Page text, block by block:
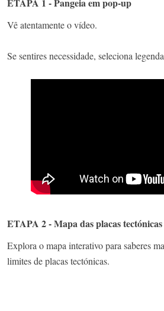
Vê atentamente o vídeo.
Se sentires necessidade, seleciona
ETAPA 2 - Mapa das placas tectónicas
Explora o mapa interativo para saberes
limites de placas tectónicas.